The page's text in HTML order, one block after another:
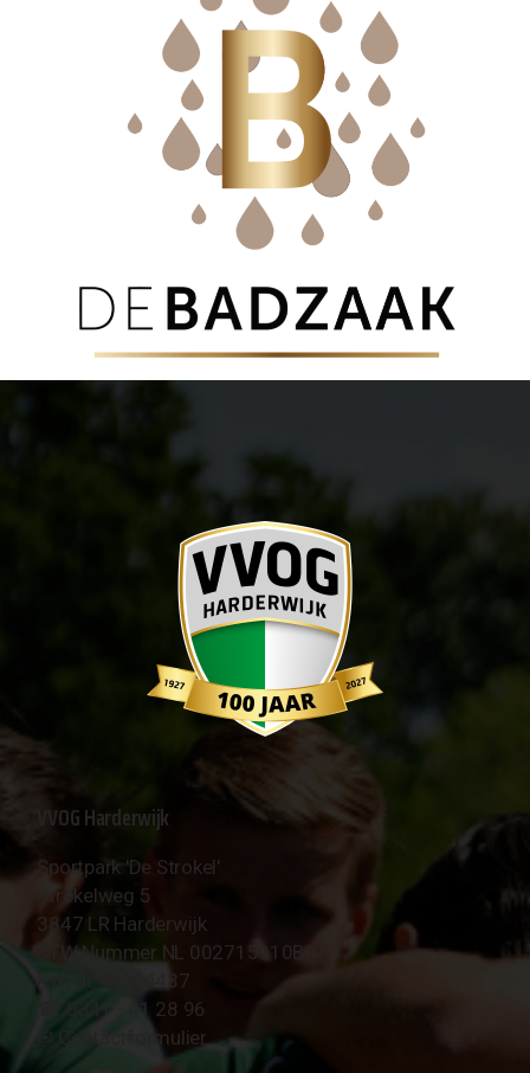
VVOG Harderwijk
Sportpark 'De Strokel'
Strokelweg 5
3847 LR Harderwijk
BTW Nummer NL 002715910B01
KvK Nr 40094437
☎︎ 0341 - 41 28 96
✉︎ Contactformulier